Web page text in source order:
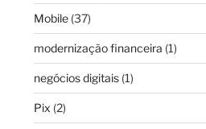
Mobile(37)
modernização financeira (1)
negócios digitais(1)
Pix (2)